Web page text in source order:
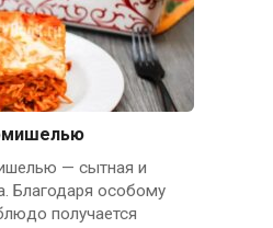
— сытная и
Благодаря особому
получается